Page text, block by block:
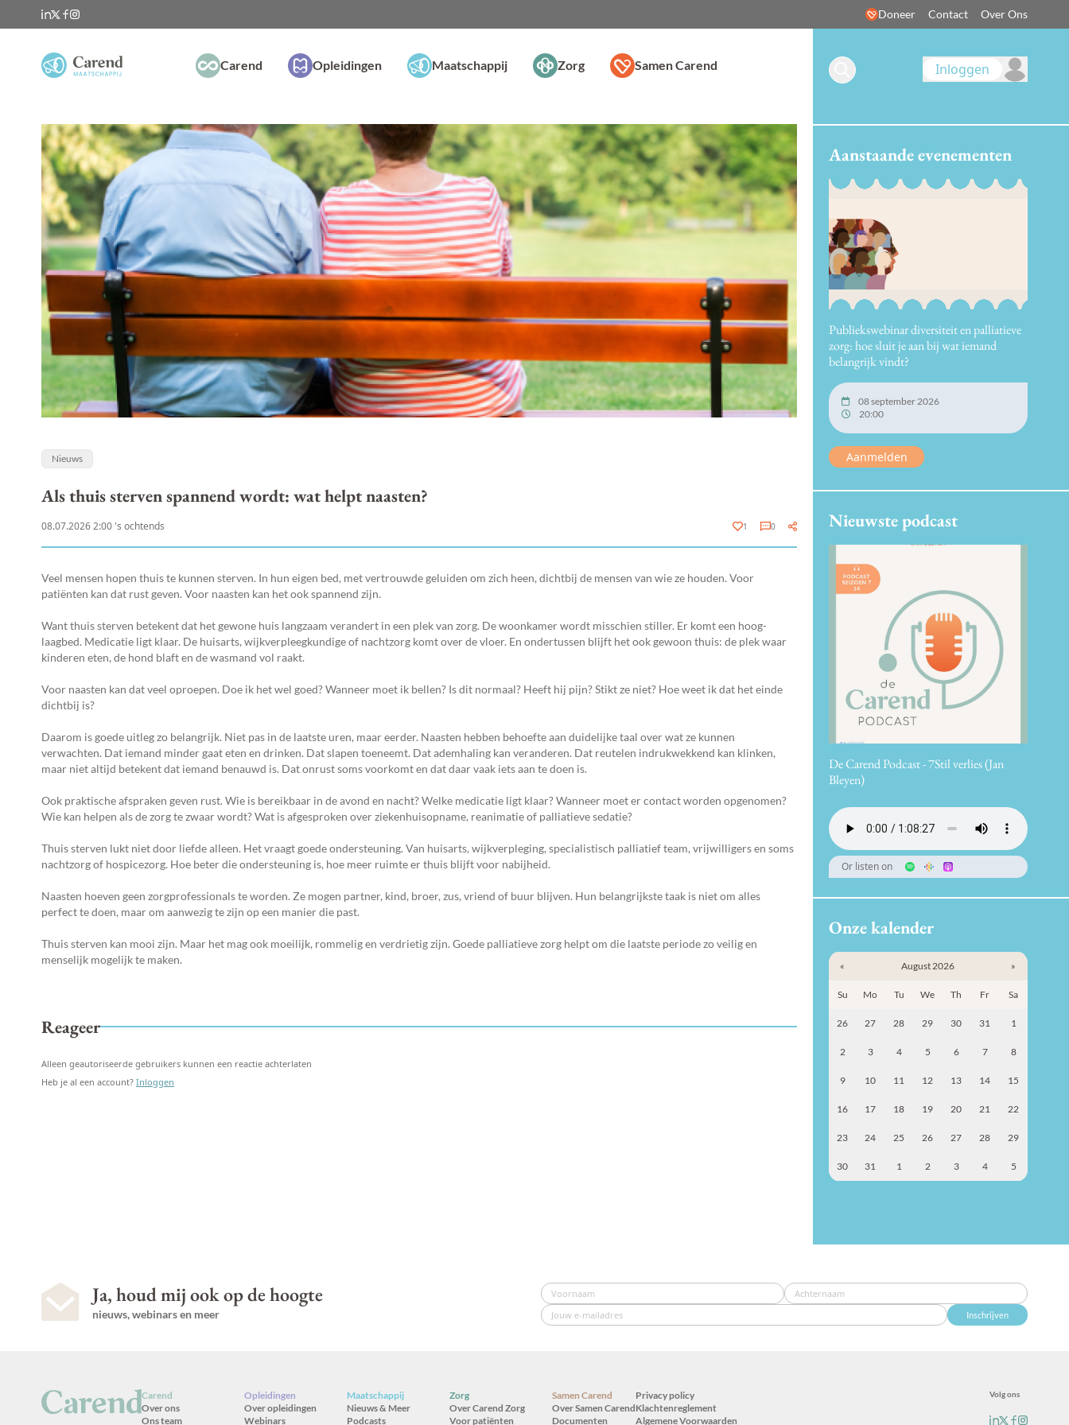
Doneer Contact Over Ons
Carend Opleidingen Maatschappij Zorg Samen Carend
Nieuws
Als thuis sterven spannend wordt: wat helpt naasten?
08.07.2026 2:00 's ochtends 1 0
Veel mensen hopen thuis te kunnen sterven. In hun eigen bed, met vertrouwde geluiden om zich heen, dichtbij de mensen van wie ze houden. Voor
patiënten kan dat rust geven. Voor naasten kan het ook spannend zijn.
Want thuis sterven betekent dat het gewone huis langzaam verandert in een plek van zorg. De woonkamer wordt misschien stiller. Er komt een hoog-
laagbed. Medicatie ligt klaar. De huisarts, wijkverpleegkundige of nachtzorg komt over de vloer. En ondertussen blijft het ook gewoon thuis: de plek waar
kinderen eten, de hond blaft en de wasmand vol raakt.
Voor naasten kan dat veel oproepen. Doe ik het wel goed? Wanneer moet ik bellen? Is dit normaal? Heeft hij pijn? Stikt ze niet? Hoe weet ik dat het einde
dichtbij is?
Daarom is goede uitleg zo belangrijk. Niet pas in de laatste uren, maar eerder. Naasten hebben behoefte aan duidelijke taal over wat ze kunnen
verwachten. Dat iemand minder gaat eten en drinken. Dat slapen toeneemt. Dat ademhaling kan veranderen. Dat reutelen indrukwekkend kan klinken,
maar niet altijd betekent dat iemand benauwd is. Dat onrust soms voorkomt en dat daar vaak iets aan te doen is.
Ook praktische afspraken geven rust. Wie is bereikbaar in de avond en nacht? Welke medicatie ligt klaar? Wanneer moet er contact worden opgenomen?
Wie kan helpen als de zorg te zwaar wordt? Wat is afgesproken over ziekenhuisopname, reanimatie of palliatieve sedatie?
Thuis sterven lukt niet door liefde alleen. Het vraagt goede ondersteuning. Van huisarts, wijkverpleging, specialistisch palliatief team, vrijwilligers en soms
nachtzorg of hospicezorg. Hoe beter die ondersteuning is, hoe meer ruimte er thuis blijft voor nabijheid.
Naasten hoeven geen zorgprofessionals te worden. Ze mogen partner, kind, broer, zus, vriend of buur blijven. Hun belangrijkste taak is niet om alles
perfect te doen, maar om aanwezig te zijn op een manier die past.
Thuis sterven kan mooi zijn. Maar het mag ook moeilijk, rommelig en verdrietig zijn. Goede palliatieve zorg helpt om die laatste periode zo veilig en
menselijk mogelijk te maken.
Reageer
Alleen geautoriseerde gebruikers kunnen een reactie achterlaten
Heb je al een account? Inloggen
Inloggen
Aanstaande evenementen
Publiekswebinar diversiteit en palliatieve
zorg: hoe sluit je aan bij wat iemand
belangrijk vindt?
08 september 2026
20:00
Aanmelden
Nieuwste podcast
De Carend Podcast - 7Stil verlies (Jan
Bleyen)
Or listen on
Onze kalender
« August 2026 »
Su Mo Tu We Th Fr Sa
26 27 28 29 30 31 1
2 3 4 5 6 7 8
9 10 11 12 13 14 15
16 17 18 19 20 21 22
23 24 25 26 27 28 29
30 31 1 2 3 4 5
Ja, houd mij ook op de hoogte
nieuws, webinars en meer Inschrijven
Carend
Over ons
Ons team
Opleidingen
Over opleidingen
Webinars
Maatschappij
Nieuws & Meer
Podcasts
Zorg
Over Carend Zorg
Voor patiënten
Samen Carend
Over Samen Carend
Documenten
Volg ons
Privacy policy
Klachtenreglement
Algemene Voorwaarden